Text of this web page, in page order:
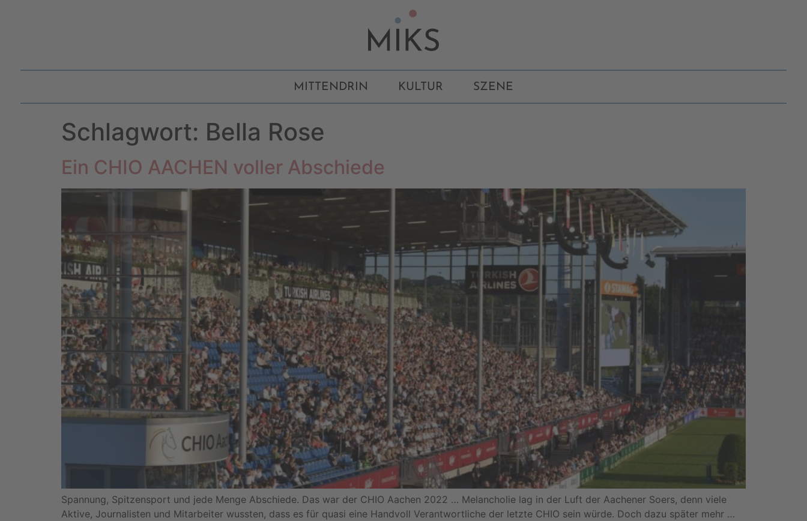
MITTENDRIN KULTUR SZENE
Schlagwort: Bella Rose
Ein CHIO AACHEN voller Abschiede
Spannung, Spitzensport und jede Menge Abschiede. Das war der CHIO Aachen 2022 … Melancholie lag in der Luft der Aachener Soers, denn viele
Aktive, Journalisten und Mitarbeiter wussten, dass es für quasi eine Handvoll Verantwortliche der letzte CHIO sein würde. Doch dazu später mehr …